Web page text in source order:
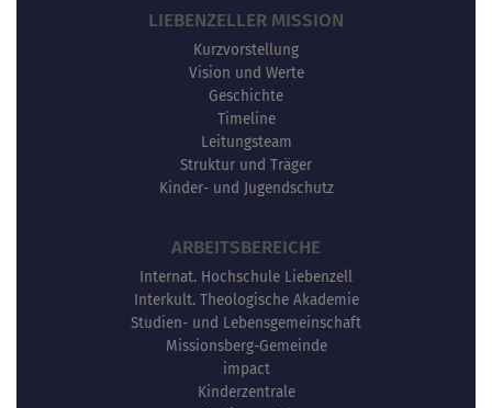
LIEBENZELLER MISSION
Kurzvorstellung
Vision und Werte
Geschichte
Timeline
Leitungsteam
Struktur und Träger
Kinder- und Jugendschutz
ARBEITSBEREICHE
Internat. Hochschule Liebenzell
Interkult. Theologische Akademie
Studien- und Lebensgemeinschaft
Missionsberg-Gemeinde
impact
Kinderzentrale